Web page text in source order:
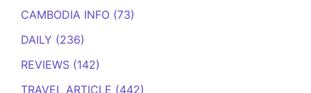
CAMBODIA INFO (73)
DAILY (236)
REVIEWS (142)
TRAVEL ARTICLE (442)